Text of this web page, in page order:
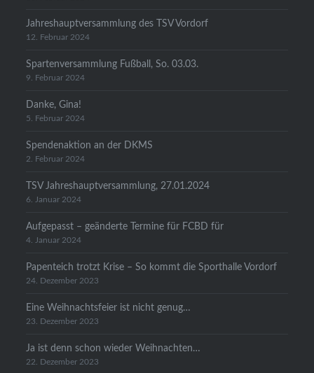
Jahreshauptversammlung des TSV Vordorf
12. Februar 2024
Spartenversammlung Fußball, So. 03.03.
9. Februar 2024
Danke, Gina!
5. Februar 2024
Spendenaktion an der DKMS
2. Februar 2024
TSV Jahreshauptversammlung, 27.01.2024
6. Januar 2024
Aufgepasst – geänderte Termine für FCBD für
4. Januar 2024
Papenteich trotzt Krise – So kommt die Sporthalle Vordorf
24. Dezember 2023
Eine Weihnachtsfeier ist nicht genug…
23. Dezember 2023
Ja ist denn schon wieder Weihnachten…
22. Dezember 2023